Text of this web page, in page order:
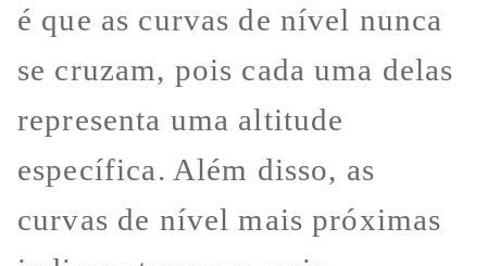
é que as curvas de nível nunca
se cruzam, pois cada uma delas
representa uma altitude
específica. Além disso, as
curvas de nível mais próximas